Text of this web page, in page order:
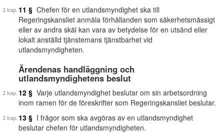
11 § Chefen för en utlandsmyndighet ska till
Regeringskansliet anmäla förhållanden som säkerhetsmässigt
eller av andra skäl kan vara av betydelse för en utsänd eller
lokalt anställd tjänstemans tjänstbarhet vid
utlandsmyndigheten.
Ärendenas handläggning och
utlandsmyndighetens beslut
12 § Varje utlandsmyndighet beslutar om sin arbetsordning
inom ramen för de föreskrifter som Regeringskansliet beslutar.
13 § I frågor som ska avgöras av en utlandsmyndighet
beslutar chefen för utlandsmyndigheten.